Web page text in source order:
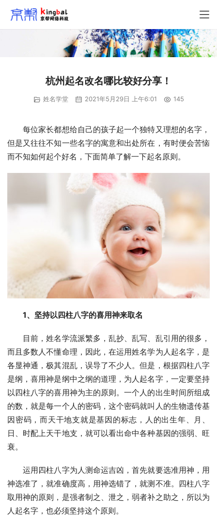
杭州起名改名哪比较好分享！
姓名学堂 2021年5月29日 上午6:01 145
每位家长都想给自己的孩子起一个独特又理想的名字，
但是又往往不知一些名字的寓意和出处所在，有时便会苦恼
而不知如何起个好名，下面简单了解一下起名原则。
1、坚持以四柱八字的喜用神来取名
目前，姓名学流派繁多，乱抄、乱写、乱引用的很多，
而且多数人不懂命理，因此，在运用姓名学为人起名字，是
各显神通，极其混乱，误导了不少人。但是，根据四柱八字
是纲，喜用神是纲中之纲的道理，为人起名字，一定要坚持
以四柱八字的喜用神为主的原则。一个人的出生时间所组成
的数，就是每一个人的密码，这个密码就叫人的生物遗传基
因密码，而天干地支就是基因的标志，人的出生年、月、
日、时配上天干地支，就可以看出命中各种基因的强弱、旺
衰。
运用四柱八字为人测命运吉凶，首先就要选准用神，用
神选准了，就准确度高，用神选错了，就测不准。四柱八字
取用神的原则，是强者制之、泄之，弱者补之助之，所以为
人起名字，也必须坚持这个原则。